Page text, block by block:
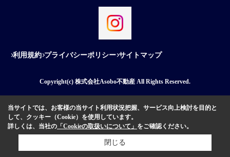
利用規約 プライバシーポリシー サイトマップ
Copyright(c) 株式会社Asobo不動産 All Rights Reserved.
当サイトでは、お客様の当サイト利用状況把握、サービス向上検討を目的と
して、クッキー（Cookie）を使用しています。
詳しくは、当社の 「Cookieの取扱いについて」 をご確認ください。
閉じる